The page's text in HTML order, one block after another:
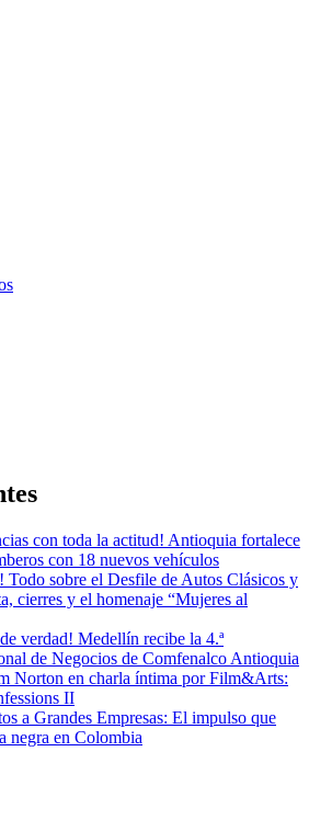
con toda la actitud! Antioquia fortalece
con 18 nuevos vehículos
Todo sobre el Desfile de Autos Clásicos y
cierres y el homenaje “Mujeres al
verdad! Medellín recibe la 4.ª
de Negocios de Comfenalco Antioquia
Norton en charla íntima por Film&Arts:
II
a Grandes Empresas: El impulso que
negra en Colombia